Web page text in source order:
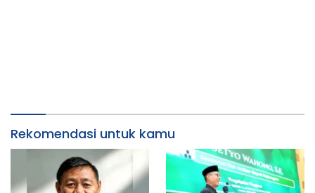
Rekomendasi untuk kamu